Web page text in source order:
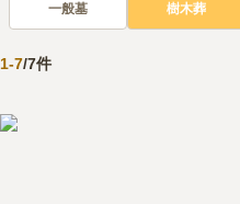
一般墓 樹木葬
1-7/7件